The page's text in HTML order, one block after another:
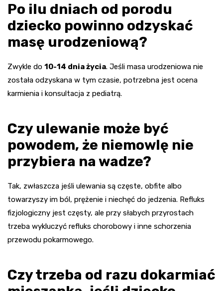
Po ilu dniach od porodu
dziecko powinno odzyskać
masę urodzeniową?
Zwykle do 10-14 dnia życia. Jeśli masa urodzeniowa nie
została odzyskana w tym czasie, potrzebna jest ocena
karmienia i konsultacja z pediatrą.
Czy ulewanie może być
powodem, że niemowlę nie
przybiera na wadze?
Tak, zwłaszcza jeśli ulewania są częste, obfite albo
towarzyszy im ból, prężenie i niechęć do jedzenia. Refluks
fizjologiczny jest częsty, ale przy słabych przyrostach
trzeba wykluczyć refluks chorobowy i inne schorzenia
przewodu pokarmowego.
Czy trzeba od razu dokarmiać